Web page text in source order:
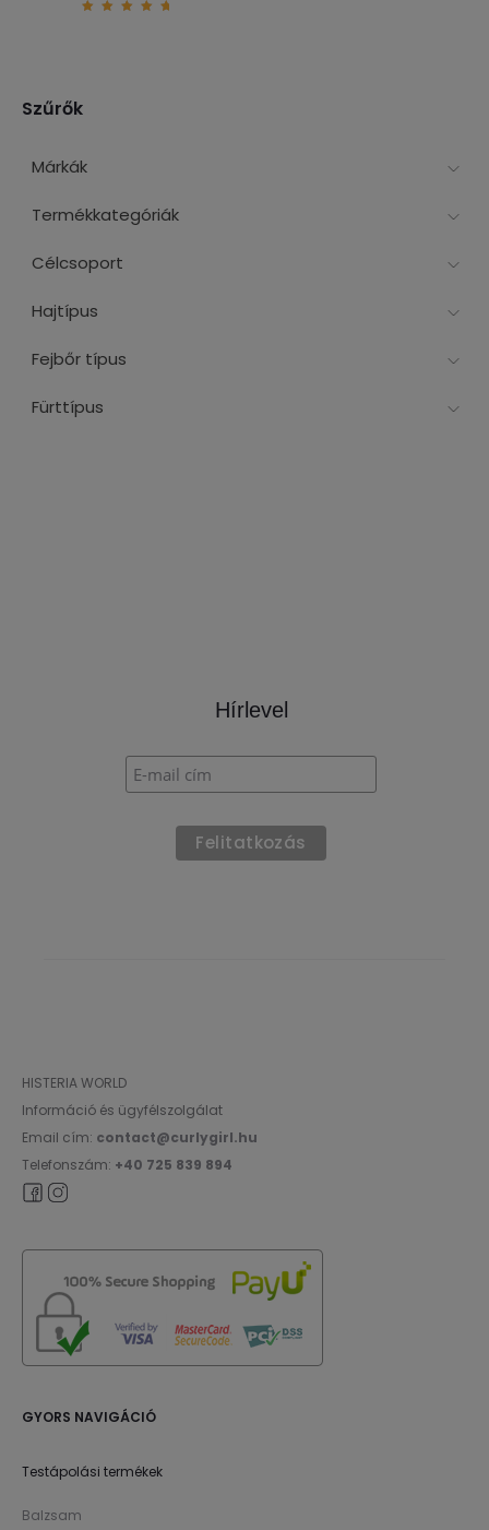
Szűrők
Márkák
Termékkategóriák
Célcsoport
Hajtípus
Fejbőr típus
Fürttípus
Hírlevel
HISTERIA WORLD
Információ és ügyfélszolgálat
Email cím: contact@curlygirl.hu
Telefonszám: +40 725 839 894
GYORS NAVIGÁCIÓ
Testápolási termékek
Balzsam